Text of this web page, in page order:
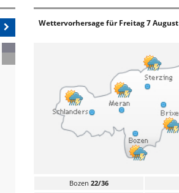
Wettervorhersage fürFreitag 7 August
Bozen 22/36